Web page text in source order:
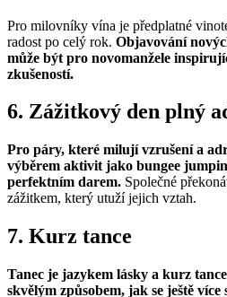
Pro milovníky vína je předplatné
radost po celý rok. Objavování
může být pro novomanžele
zkušeností.
6. Zážitkový den plný
Pro páry, které milují vzrušení a
výběrem aktivit jako bungee
perfektním darem. Společné
zážitkem, který utuží jejich vztah.
7. Kurz tance
Tanec je jazykem lásky a kurz
skvělým způsobem, jak se ještě více